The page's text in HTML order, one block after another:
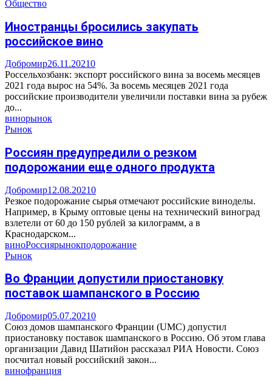
Общество
Иностранцы бросились закупать
российское вино
Добромир26.11.20210
Россельхозбанк: экспорт российского вина за восемь месяцев
2021 года вырос на 54%. За восемь месяцев 2021 года
российские производители увеличили поставки вина за рубеж
до...
винорынок
Рынок
Россиян предупредили о резком
подорожании еще одного продукта
Добромир12.08.20210
Резкое подорожание сырья отмечают российские виноделы.
Например, в Крыму оптовые цены на технический виноград
взлетели от 60 до 150 рублей за килограмм, а в
Краснодарском...
виноРоссиярынокподорожание
Рынок
Во Франции допустили приостановку
поставок шампанского в Россию
Добромир05.07.20210
Союз домов шампанского Франции (UMC) допустил
приостановку поставок шампанского в Россию. Об этом глава
организации Давид Шатийон рассказал РИА Новости. Союз
посчитал новый российский закон...
винофранция